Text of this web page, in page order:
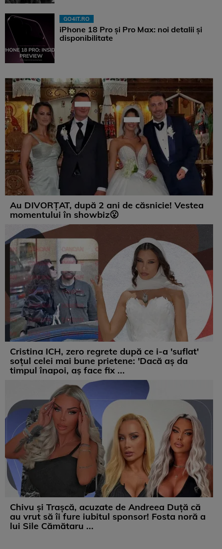
GO4IT.RO
iPhone 18 Pro și Pro Max: noi detalii și
disponibilitate
Au DIVORȚAT, după 2 ani de căsnicie! Vestea
momentului în showbiz😮
Cristina ICH, zero regrete după ce i-a 'suflat'
soțul celei mai bune prietene: 'Dacă aș da
timpul înapoi, aș face fix ...
Chivu și Trașcă, acuzate de Andreea Duță că
au vrut să îi fure iubitul sponsor! Fosta noră a
lui Sile Cămătaru ...